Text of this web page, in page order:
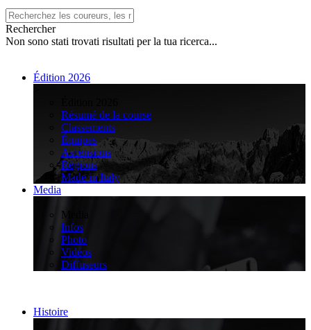
Rechercher
Non sono stati trovati risultati per la tua ricerca...
Édition 2026
Résumé de la course
Classements
Équipes
Ascensions
Régions
Made in Italy
Media
Media
Infos
Photo
Vidéos
Diffuseurs
Histoire